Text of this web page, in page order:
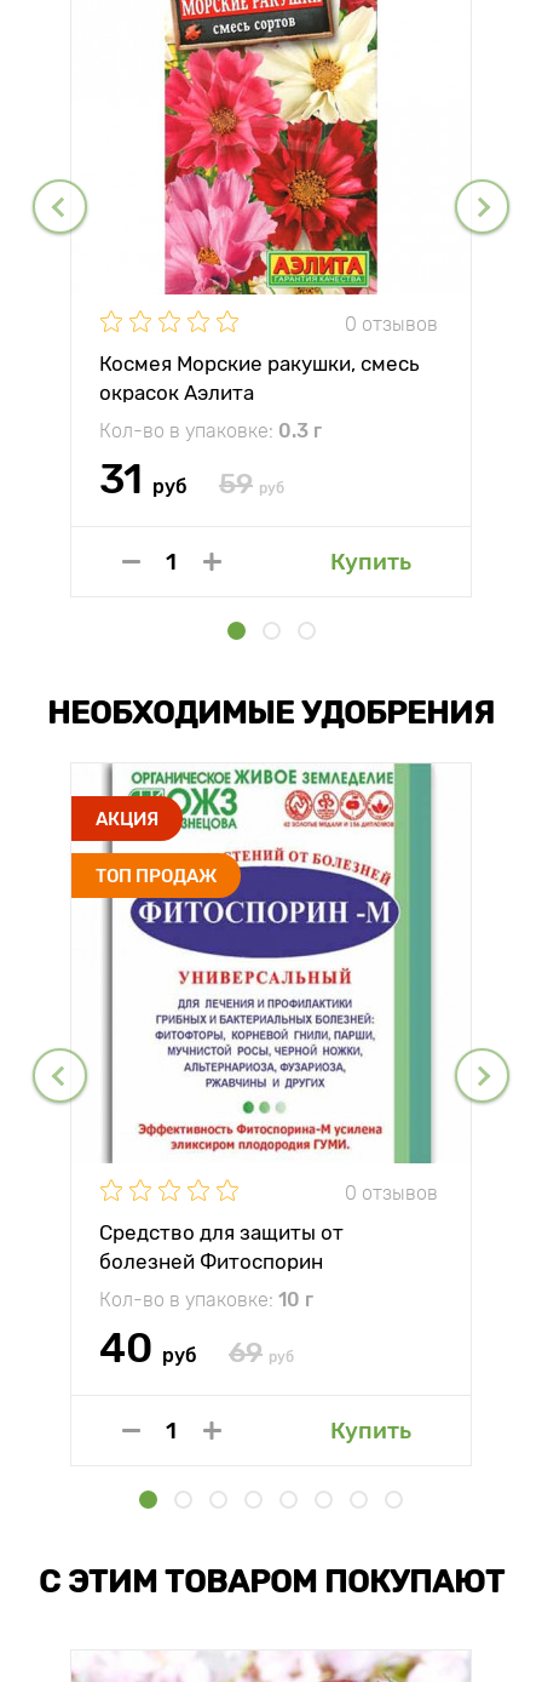
0 отзывов
Космея Морские ракушки, смесь
окрасок Аэлита
Кол-во в упаковке: 0.3 г
31 руб 59 руб
Купить
НЕОБХОДИМЫЕ УДОБРЕНИЯ
АКЦИЯ
ТОП ПРОДАЖ
0 отзывов
Средство для защиты от
болезней Фитоспорин
Кол-во в упаковке: 10 г
40 руб 69 руб
Купить
С ЭТИМ ТОВАРОМ ПОКУПАЮТ